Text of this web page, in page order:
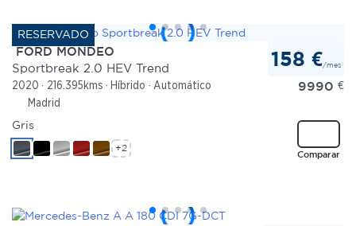
FORD MONDEO
Sportbreak 2.0 HEV Trend
2020 216.395kms Híbrido
Automático
Madrid
158 €/mes
9990 €
Comparar
Gris
+2